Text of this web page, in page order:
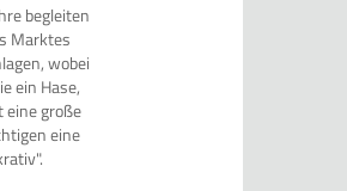
begleiten
Marktes
wobei
ein Hase,
eine große
eine